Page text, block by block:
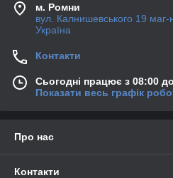
м. Ромни
вул. Калнишевського 19
Україна
Контакти
Сьогодні працює з 08:00
Показати весь графік
Про нас
Контакти